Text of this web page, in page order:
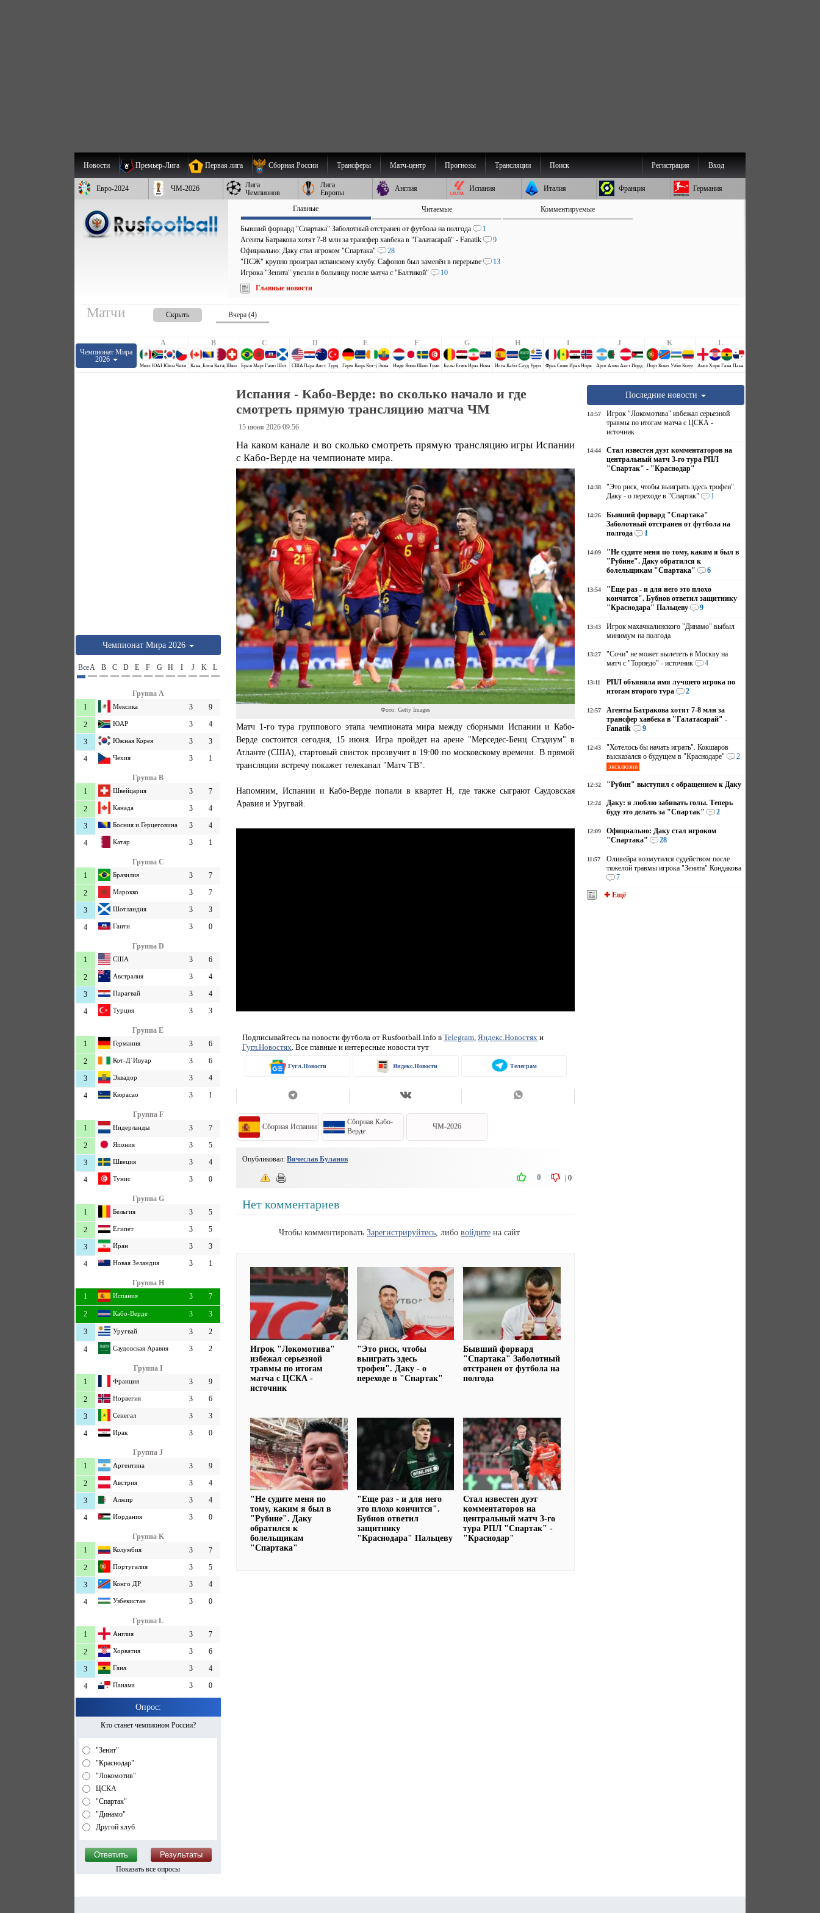
Новости Премьер-Лига Первая лига Сборная России Трансферы Матч-центр Прогнозы Трансляции Поиск Вход
Регистрация
Евро-2024 ЧМ-2026
Лига
Чемпионов
Лига
Европы
Англия Испания Италия Франция Германия
Главные Читаемые Комментируемые
Бывший форвард "Спартака" Заболотный отстранен от футбола на полгода
1
Агенты Батракова хотят 7-8 млн за трансфер хавбека в "Галатасарай" - Fanatik
9
Официально: Даку стал игроком "Спартака"
28
"ПСЖ" крупно проиграл испанскому клубу. Сафонов был заменён в перерыве
13
Игрока "Зенита" увезли в больницу после матча с "Балтикой"
10
Главные новости
Матчи Скрыть Вчера (4)
Чемпионат Мира
2026
A
Мексика
ЮАР Южная Корея
Чехия
B
КанадаБосния и Герцеговина
КатарШвейцария
C
БразилияМароккоГаитиШотландия
D
США ПарагвайАвстралия
Турция
E
ГерманияКюрасаоКот-Д`Ивуар
Эквадор
F
Нидерланды
ЯпонияШвецияТунис
G
БельгияЕгипетИран Новая Зеландия
H
ИспанияКабо-ВердеСаудовская Аравия
Уругвай
I
ФранцияСенегалИрак Норвегия
J
Аргентина
АлжирАвстрияИордания
K
Португалия
Конго ДРУзбекистанКолумбия
L
АнглияХорватия
Гана Панама
Чемпионат Мира 2026
ВсеA B C D E F G H I J K L
Группа A
1
Мексика 3 9
2 ЮАР 3 4
3 Южная Корея 3 3
4 Чехия 3 1
Группа B
1
Швейцария 3 7
2 Канада 3 4
3 Босния и Герцеговина 3 4
4 Катар 3 1
Группа C
1
Бразилия 3 7
2 Марокко 3 7
3 Шотландия 3 3
4 Гаити 3 0
Группа D
1
США 3 6
2 Австралия 3 4
3 Парагвай 3 4
4 Турция 3 3
Группа E
1
Германия 3 6
2 Кот-Д`Ивуар 3 6
3 Эквадор 3 4
4 Кюрасао 3 1
Группа F
1
Нидерланды 3 7
2 Япония 3 5
3 Швеция 3 4
4 Тунис 3 0
Группа G
1
Бельгия 3 5
2 Египет 3 5
3 Иран 3 3
4 Новая Зеландия 3 1
Группа H
1
Испания 3 7
2 Кабо-Верде 3 3
3 Уругвай 3 2
4 Саудовская Аравия 3 2
Группа I
1
Франция 3 9
2 Норвегия 3 6
3 Сенегал 3 3
4 Ирак 3 0
Группа J
1
Аргентина 3 9
2 Австрия 3 4
3 Алжир 3 4
4 Иордания 3 0
Группа K
1
Колумбия 3 7
2 Португалия 3 5
3 Конго ДР 3 4
4 Узбекистан 3 0
Группа L
1
Англия 3 7
2 Хорватия 3 6
3 Гана 3 4
4 Панама 3 0
Опрос:
Кто станет чемпионом России?
"Зенит"
"Краснодар"
"Локомотив"
ЦСКА
"Спартак"
"Динамо"
Другой клуб
Показать все опросы
Испания - Кабо-Верде: во сколько начало и где
смотреть прямую трансляцию матча ЧМ
15 июня 2026 09:56
На каком канале и во сколько смотреть прямую трансляцию игры Испании
с Кабо-Верде на чемпионате мира.
Фото: Getty Images
Матч 1-го тура группового этапа чемпионата мира между сборными Испании и Кабо-
Верде состоится сегодня, 15 июня. Игра пройдет на арене "Мерседес-Бенц Стэдиум" в
Атланте (США), стартовый свисток прозвучит в 19:00 по московскому времени. В прямой
трансляции встречу покажет телеканал "Матч ТВ".
Напомним, Испании и Кабо-Верде попали в квартет Н, где также сыграют Саудовская
Аравия и Уругвай.
Подписывайтесь на новости футбола от Rusfootball.info в Telegram, Яндекс.Новостях и
Гугл.Новостях . Все главные и интересные новости тут
Гугл.Новости Яндекс.Новости Телеграм
Сборная Испании
Сборная Кабо-
Верде
ЧМ-2026
Опубликовал: Вячеслав Буланов
|0
0
Нет комментариев
Чтобы комментировать Зарегистрируйтесь, либо войдитена сайт
Игрок "Локомотива"
избежал серьезной
травмы по итогам
матча с ЦСКА -
источник
"Это риск, чтобы
выиграть здесь
трофеи". Даку - о
переходе в "Спартак"
Бывший форвард
"Спартака" Заболотный
отстранен от футбола на
полгода
"Не судите меня по
тому, каким я был в
"Рубине". Даку
обратился к
болельщикам
"Спартака"
"Еще раз - и для него
это плохо кончится".
Бубнов ответил
защитнику
"Краснодара" Пальцеву
Стал известен дуэт
комментаторов на
центральный матч 3-го
тура РПЛ "Спартак" -
"Краснодар"
Последние новости
14:57
Игрок "Локомотива" избежал серьезной
травмы по итогам матча с ЦСКА -
источник
14:44
Стал известен дуэт комментаторов на
центральный матч 3-го тура РПЛ
"Спартак" - "Краснодар"
14:38
"Это риск, чтобы выиграть здесь трофеи".
Даку - о переходе в "Спартак"
1
14:26
Бывший форвард "Спартака"
Заболотный отстранен от футбола на
полгода
1
14:09
"Не судите меня по тому, каким я был в
"Рубине". Даку обратился к
болельщикам "Спартака"
6
13:54
"Еще раз - и для него это плохо
кончится". Бубнов ответил защитнику
"Краснодара" Пальцеву
9
13:43
Игрок махачкалинского "Динамо" выбыл
минимум на полгода
13:27
"Сочи" не может вылететь в Москву на
матч с "Торпедо" - источник
4
13:11
РПЛ объявила имя лучшего игрока по
итогам второго тура
2
12:57
Агенты Батракова хотят 7-8 млн за
трансфер хавбека в "Галатасарай" -
Fanatik
9
12:43
"Хотелось бы начать играть". Кокшаров
высказался о будущем в "Краснодаре"
2
эксклюзив
12:32 "Рубин" выступил с обращением к Даку
12:24
Даку: я люблю забивать голы. Теперь
буду это делать за "Спартак"
2
12:09
Официально: Даку стал игроком
"Спартака"
28
11:57
Оливейра возмутился судейством после
тяжелой травмы игрока "Зенита" Кондакова
7
✚ Ещё